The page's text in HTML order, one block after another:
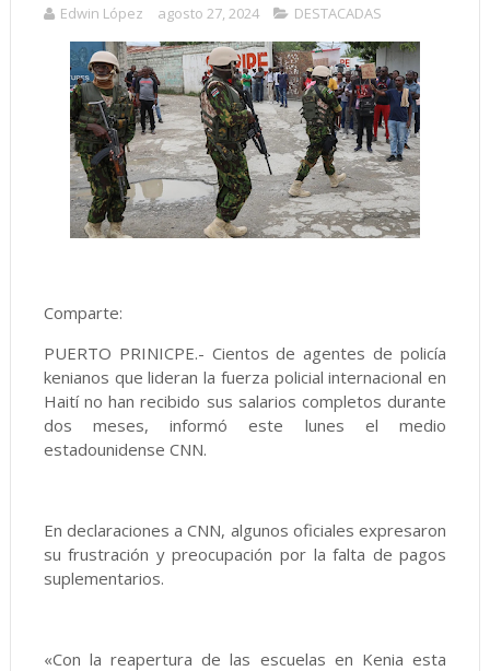
Edwin López agosto 27, 2024 DESTACADAS
Comparte:
PUERTO PRINICPE.- Cientos de agentes de policía
kenianos que lideran la fuerza policial internacional en
Haití no han recibido sus salarios completos durante
dos meses, informó este lunes el medio
estadounidense CNN.
En declaraciones a CNN, algunos oficiales expresaron
su frustración y preocupación por la falta de pagos
suplementarios.
«Con la reapertura de las escuelas en Kenia esta